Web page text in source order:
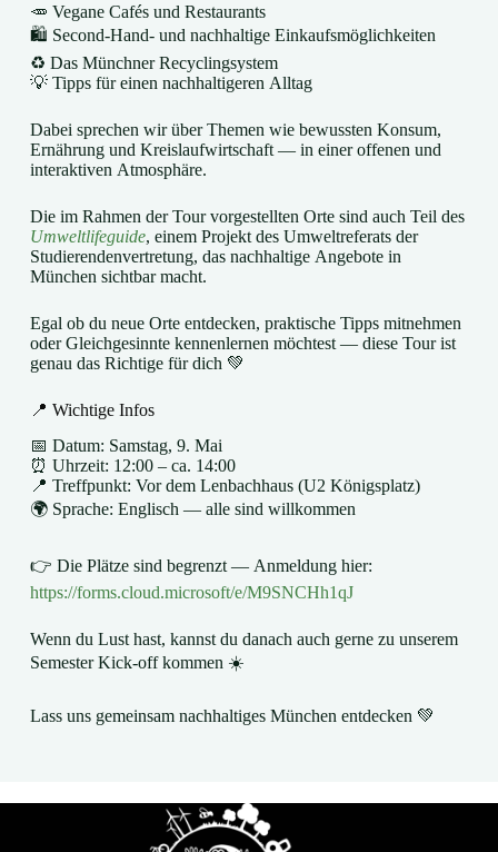
🥕 Vegane Cafés und Restaurants
🛍️ Second-Hand- und nachhaltige Einkaufsmöglichkeiten
♻️ Das Münchner Recyclingsystem
💡 Tipps für einen nachhaltigeren Alltag
Dabei sprechen wir über Themen wie bewussten Konsum,
Ernährung und Kreislaufwirtschaft — in einer offenen und
interaktiven Atmosphäre.
Die im Rahmen der Tour vorgestellten Orte sind auch Teil des
Umweltlifeguide, einem Projekt des Umweltreferats der
Studierendenvertretung, das nachhaltige Angebote in
München sichtbar macht.
Egal ob du neue Orte entdecken, praktische Tipps mitnehmen
oder Gleichgesinnte kennenlernen möchtest — diese Tour ist
genau das Richtige für dich 💚
📍 Wichtige Infos
📅 Datum: Samstag, 9. Mai
⏰ Uhrzeit: 12:00 – ca. 14:00
📍 Treffpunkt: Vor dem Lenbachhaus (U2 Königsplatz)
🌍 Sprache: Englisch — alle sind willkommen
👉 Die Plätze sind begrenzt — Anmeldung hier:
https://forms.cloud.microsoft/e/M9SNCHh1qJ
Wenn du Lust hast, kannst du danach auch gerne zu unserem
Semester Kick-off kommen ☀️
Lass uns gemeinsam nachhaltiges München entdecken 💚